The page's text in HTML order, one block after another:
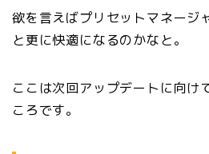
欲を言えばプリセットマネージ
と更に快適になるのかなと。
ここは次回アップデートに向け
ころです。